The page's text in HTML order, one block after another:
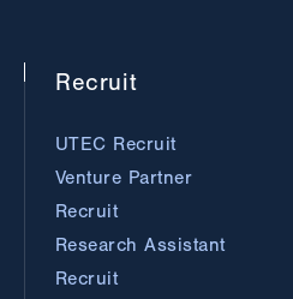
Recruit
UTEC Recruit
Venture Partner
Recruit
Research Assistant
Recruit